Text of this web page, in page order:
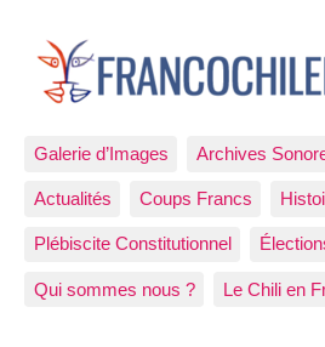
Galerie d’Images Archives
Actualités Coups Francs
Plébiscite Constitutionnel
Qui sommes nous ? Le Chili en